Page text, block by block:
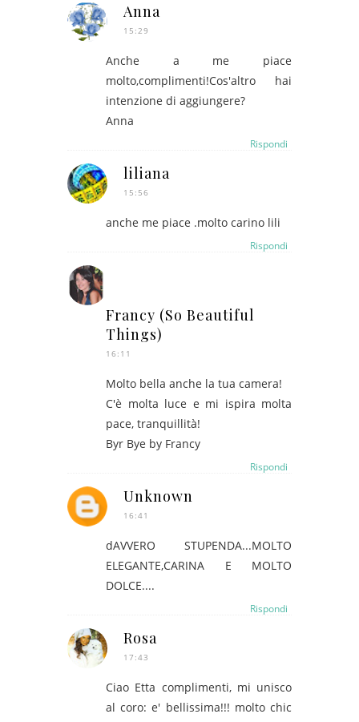
Anna
15:29
Anche a me piace
molto,complimenti!Cos'altro hai
intenzione di aggiungere?
Anna
Rispondi
liliana
15:56
anche me piace .molto carino lili
Rispondi
Francy (So Beautiful
Things)
16:11
Molto bella anche la tua camera!
C'è molta luce e mi ispira molta
pace, tranquillità!
Byr Bye by Francy
Rispondi
Unknown
16:41
dAVVERO STUPENDA...MOLTO
ELEGANTE,CARINA E MOLTO
DOLCE....
Rispondi
Rosa
17:43
Ciao Etta complimenti, mi unisco
al coro: e' bellissima!!! molto chic